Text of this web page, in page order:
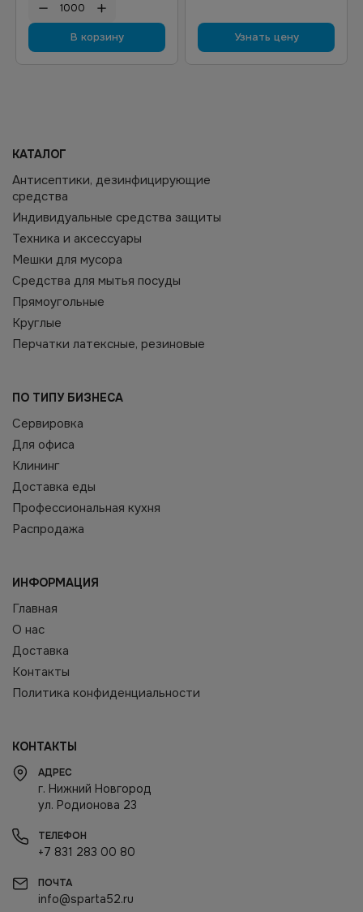
В корзину Узнать цену
КАТАЛОГ
Антисептики, дезинфицирующие
средства
Индивидуальные средства защиты
Техника и аксессуары
Мешки для мусора
Средства для мытья посуды
Прямоугольные
Круглые
Перчатки латексные, резиновые
ПО ТИПУ БИЗНЕСА
Сервировка
Для офиса
Клининг
Доставка еды
Профессиональная кухня
Распродажа
ИНФОРМАЦИЯ
Главная
О нас
Доставка
Контакты
Политика конфиденциальности
КОНТАКТЫ
АДРЕС
г. Нижний Новгород
ул. Родионова 23
ТЕЛЕФОН
+7 831 283 00 80
ПОЧТА
info@sparta52.ru